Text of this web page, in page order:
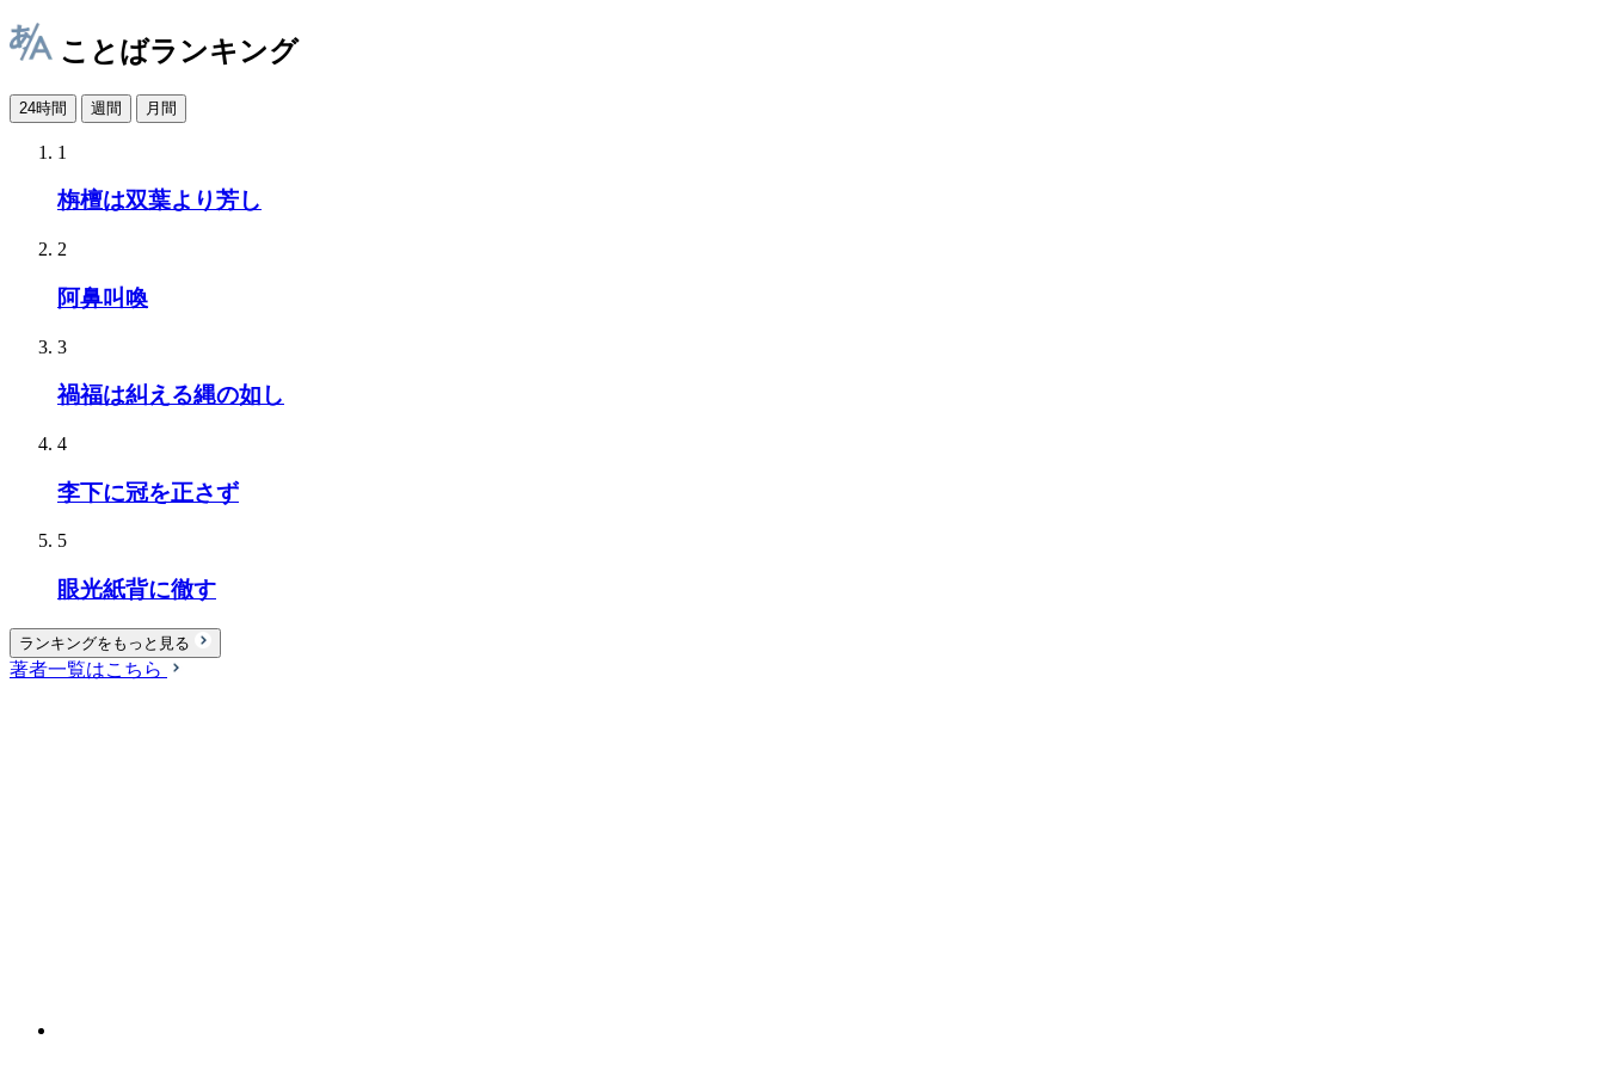
ことばランキング
24時間 週間 月間
1
栴檀は双葉より芳し
2
阿鼻叫喚
3
禍福は糾える縄の如し
4
李下に冠を正さず
5
眼光紙背に徹す
ランキングをもっと見る
著者一覧はこちら